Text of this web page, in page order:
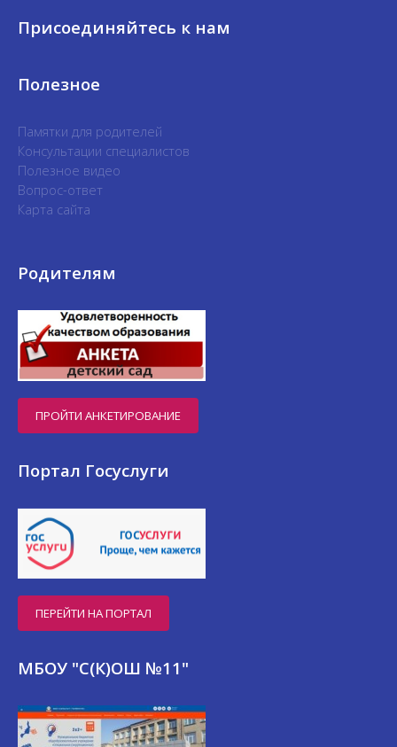
Присоединяйтесь к нам
Полезное
Памятки для родителей
Консультации специалистов
Полезное видео
Вопрос-ответ
Карта сайта
Родителям
ПРОЙТИ АНКЕТИРОВАНИЕ
Портал Госуслуги
ПЕРЕЙТИ НА ПОРТАЛ
МБОУ "С(К)ОШ №11"